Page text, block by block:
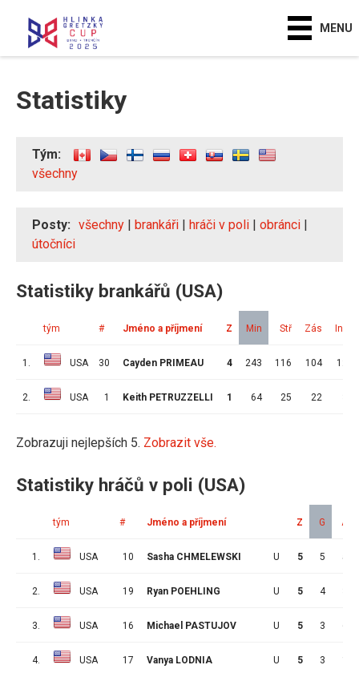
MENU
Statistiky
Tým:
všechny
Posty: všechny | brankáři | hráči v poli | obránci |
útočníci
Statistiky brankářů (USA)
tým # Jméno a příjmení Z Min Stř Zás Ink
1. USA 30 Cayden PRIMEAU 4 243 116 104 12
2. USA 1 Keith PETRUZZELLI 1 64 25 22
Zobrazuji nejlepších 5. Zobrazit vše.
Statistiky hráčů v poli (USA)
tým # Jméno a příjmení Z G A
1. USA 10 Sasha CHMELEWSKI U 5 5 5
2. USA 19 Ryan POEHLING U 5 4
3. USA 16 Michael PASTUJOV U 5 3 6
4. USA 17 Vanya LODNIA U 5 3